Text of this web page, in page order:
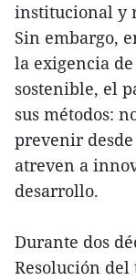
institucional y
Sin embargo,
la exigencia
sostenible, el
sus métodos:
prevenir
atreven a
desarrollo.
Durante dos
Resolución